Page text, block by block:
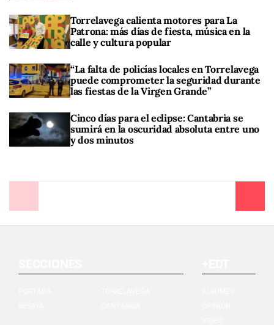
Torrelavega calienta motores para La
Patrona: más días de fiesta, música en la
calle y cultura popular
“La falta de policías locales en Torrelavega
puede comprometer la seguridad durante
las fiestas de la Virgen Grande”
Cinco días para el eclipse: Cantabria se
sumirá en la oscuridad absoluta entre uno
y dos minutos